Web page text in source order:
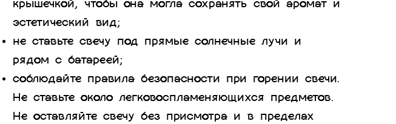
крышечкой, чтобы она могла сохранять свой аромат и
эстетический вид;
не ставьте свечу под прямые солнечные лучи и
рядом с батареей;
соблюдайте правила безопасности при горении свечи.
Не ставьте около легковоспламеняющихся предметов.
Не оставляйте свечу без присмотра и в пределах